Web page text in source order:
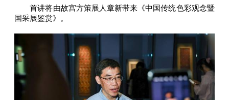
首讲将由故宫方策展人章新带来《中国传统色彩观念暨
国采展鉴赏》。